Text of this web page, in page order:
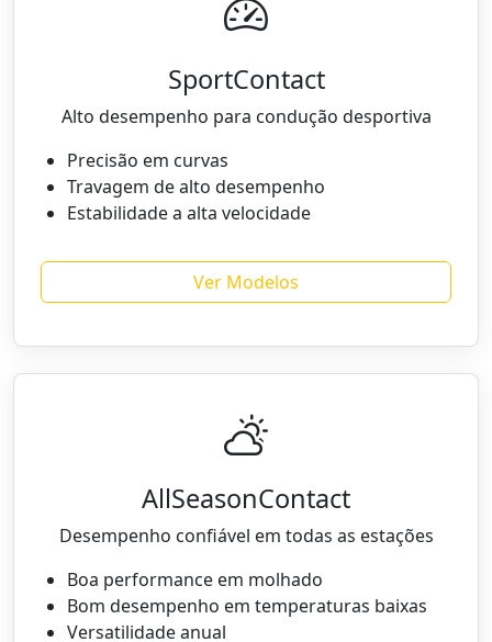
SportContact
Alto desempenho para condução desportiva
Precisão em curvas
Travagem de alto desempenho
Estabilidade a alta velocidade
Ver Modelos
AllSeasonContact
Desempenho confiável em todas as estações
Boa performance em molhado
Bom desempenho em temperaturas baixas
Versatilidade anual